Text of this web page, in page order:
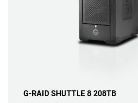
G-RAID SHUTTLE 8 208TB